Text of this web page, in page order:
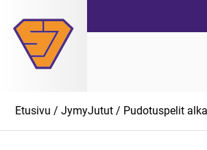
suoraan
sisältöön
Etusivu / JymyJutut / Pudotuspelit